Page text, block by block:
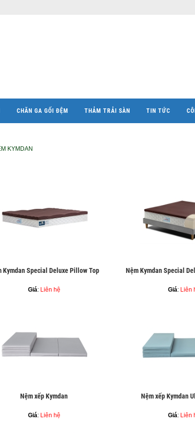
CHĂN GA GỐI ĐỆM THẢM TRẢI SÀN TIN TỨC
KYMDAN
Kymdan Special Deluxe Pillow Top
Giá: Liên hệ
Nệm Kymdan Special
Giá: Liên
Nệm xếp Kymdan
Giá: Liên hệ
Nệm xếp Kymdan
Giá: Liên